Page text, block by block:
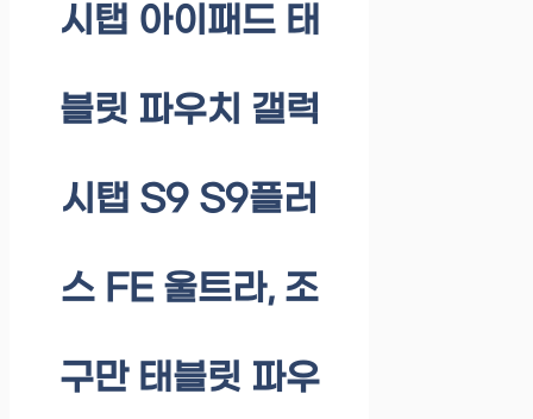
시탭 아이패드 태
블릿 파우치 갤럭
시탭 S9 S9플러
스 FE 울트라, 조
구만 태블릿 파우